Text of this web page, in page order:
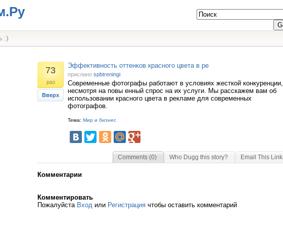
:)
73
раз
Вверх
Эффективность оттенков красного цвета в ре
прислано spbtreningi
Современные фотографы работают в условиях жесткой конкуренции,
несмотря на повы енный спрос на их услуги. Мы расскажем вам об
использовании красного цвета в рекламе для современных
фотографов.
Тема: Мир и бизнес
Comments (0) Who Dugg this story? Email This Link
Комментарии
Комментировать
Пожалуйста Вход или Регистрация чтобы оставить комментарий